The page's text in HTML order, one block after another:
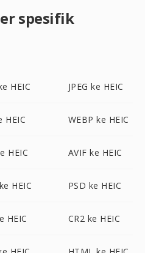
spesifik
HEIC JPEG ke HEIC
HEIC WEBP ke HEIC
HEIC AVIF ke HEIC
HEIC PSD ke HEIC
HEIC CR2 ke HEIC